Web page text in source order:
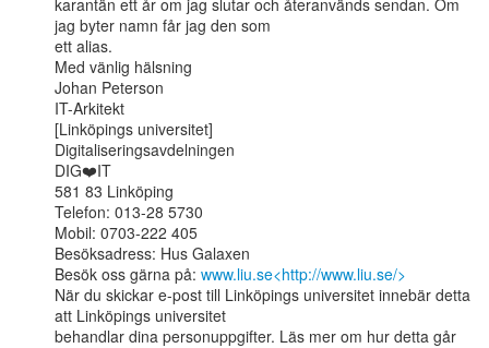
karantän ett år om jag slutar och återanvänds sendan. Om
jag byter namn får jag den som
ett alias.
Med vänlig hälsning
Johan Peterson
IT-Arkitekt
[Linköpings universitet]
Digitaliseringsavdelningen
DIG❤️IT
581 83 Linköping
Telefon: 013-28 5730
Mobil: 0703-222 405
Besöksadress: Hus Galaxen
Besök oss gärna på: www.liu.se<http://www.liu.se/>
När du skickar e-post till Linköpings universitet innebär detta
att Linköpings universitet
behandlar dina personuppgifter. Läs mer om hur detta går